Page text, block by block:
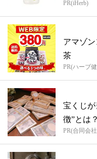
PR(iHerb)
アマゾ
茶
PR(ハーブ
宝くじ
徴”とは？
PR(合同会